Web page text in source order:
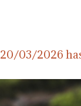
20/03/2026